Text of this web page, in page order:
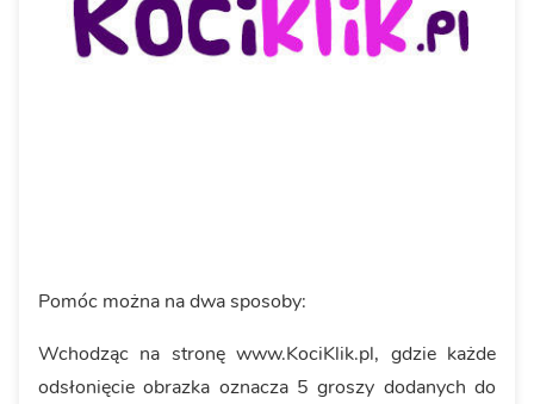
Pomóc można na dwa sposoby:
Wchodząc na stronę www.KociKlik.pl, gdzie każde
odsłonięcie obrazka oznacza 5 groszy dodanych do